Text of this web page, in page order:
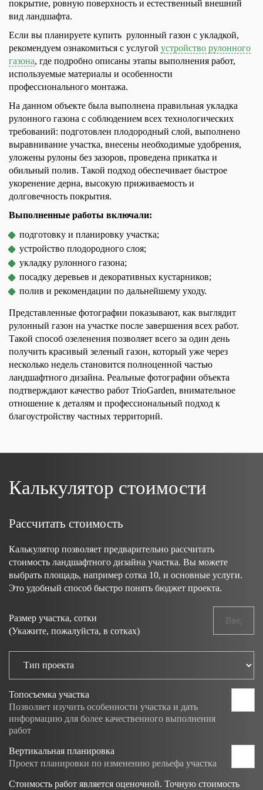
покрытие, ровную поверхность и естественный внешний
вид ландшафта.
Если вы планируете купить рулонный газон с укладкой,
рекомендуем ознакомиться с услугой устройство рулонного
газона, где подробно описаны этапы выполнения работ,
используемые материалы и особенности
профессионального монтажа.
На данном объекте была выполнена правильная укладка
рулонного газона с соблюдением всех технологических
требований: подготовлен плодородный слой, выполнено
выравнивание участка, внесены необходимые удобрения,
уложены рулоны без зазоров, проведена прикатка и
обильный полив. Такой подход обеспечивает быстрое
укоренение дерна, высокую приживаемость и
долговечность покрытия.
Выполненные работы включали:
подготовку и планировку участка;
устройство плодородного слоя;
укладку рулонного газона;
посадку деревьев и декоративных кустарников;
полив и рекомендации по дальнейшему уходу.
Представленные фотографии показывают, как выглядит
рулонный газон на участке после завершения всех работ.
Такой способ озеленения позволяет всего за один день
получить красивый зеленый газон, который уже через
несколько недель становится полноценной частью
ландшафтного дизайна. Реальные фотографии объекта
подтверждают качество работ TrioGarden, внимательное
отношение к деталям и профессиональный подход к
благоустройству частных территорий.
Калькулятор стоимости
Рассчитать стоимость
Калькулятор позволяет предварительно рассчитать
стоимость ландшафтного дизайна участка. Вы можете
выбрать площадь, например сотка 10, и основные услуги.
Это удобный способ быстро понять бюджет проекта.
Размер участка, сотки
(Укажите, пожалуйста, в сотках)
Площадь
Топосъемка участка
Позволяет изучить особенности участка и дать
информацию для более качественного выполнения
работ
Вертикальная планировка
Проект планировки по изменению рельефа участка
Стоимость работ является оценочной. Точную стоимость